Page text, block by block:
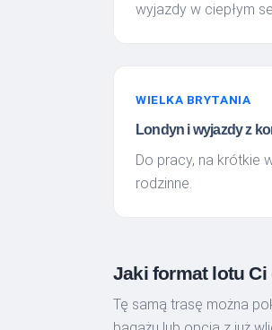
wyjazdy w ciepłym
WIELKA BRYTANIA
Londyn i wyjazdy z
Do pracy, na krótkie
rodzinne.
Jaki format lotu
Tę samą trasę można